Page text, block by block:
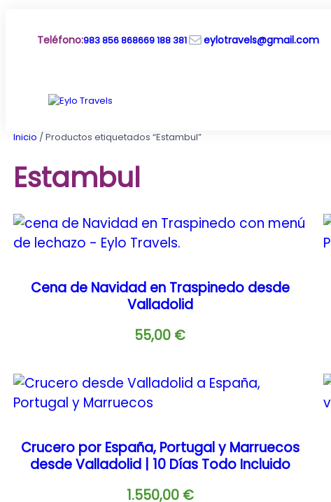
contenidoTeléfono:983 856 868669 188 381Correo electrónico eylotravels@gmail.com
Inicio / Productos etiquetados “Estambul”
Estambul
Cena de Navidad en Traspinedo desde
Valladolid
55,00 €
Crucero por España, Portugal y Marruecos
desde Valladolid | 10 Días Todo Incluido
1.550,00 €